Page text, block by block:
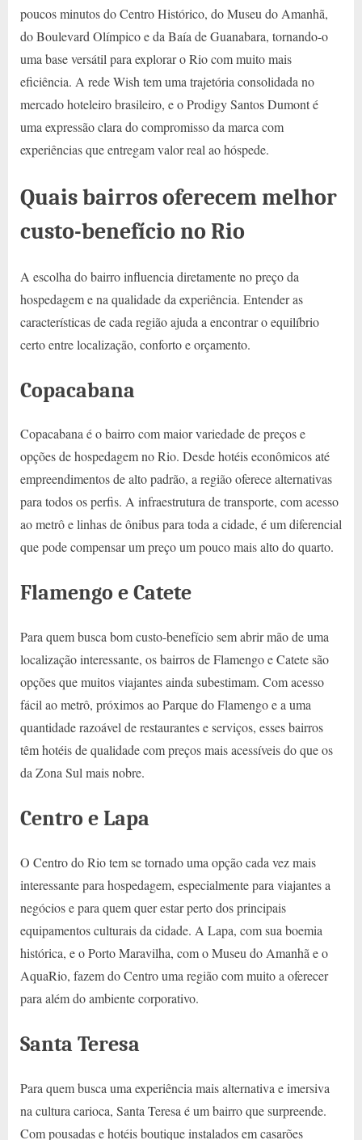
poucos minutos do Centro Histórico, do Museu do Amanhã,
do Boulevard Olímpico e da Baía de Guanabara, tornando-o
uma base versátil para explorar o Rio com muito mais
eficiência. A rede Wish tem uma trajetória consolidada no
mercado hoteleiro brasileiro, e o Prodigy Santos Dumont é
uma expressão clara do compromisso da marca com
experiências que entregam valor real ao hóspede.
Quais bairros oferecem melhor
custo-benefício no Rio
A escolha do bairro influencia diretamente no preço da
hospedagem e na qualidade da experiência. Entender as
características de cada região ajuda a encontrar o equilíbrio
certo entre localização, conforto e orçamento.
Copacabana
Copacabana é o bairro com maior variedade de preços e
opções de hospedagem no Rio. Desde hotéis econômicos até
empreendimentos de alto padrão, a região oferece alternativas
para todos os perfis. A infraestrutura de transporte, com acesso
ao metrô e linhas de ônibus para toda a cidade, é um diferencial
que pode compensar um preço um pouco mais alto do quarto.
Flamengo e Catete
Para quem busca bom custo-benefício sem abrir mão de uma
localização interessante, os bairros de Flamengo e Catete são
opções que muitos viajantes ainda subestimam. Com acesso
fácil ao metrô, próximos ao Parque do Flamengo e a uma
quantidade razoável de restaurantes e serviços, esses bairros
têm hotéis de qualidade com preços mais acessíveis do que os
da Zona Sul mais nobre.
Centro e Lapa
O Centro do Rio tem se tornado uma opção cada vez mais
interessante para hospedagem, especialmente para viajantes a
negócios e para quem quer estar perto dos principais
equipamentos culturais da cidade. A Lapa, com sua boemia
histórica, e o Porto Maravilha, com o Museu do Amanhã e o
AquaRio, fazem do Centro uma região com muito a oferecer
para além do ambiente corporativo.
Santa Teresa
Para quem busca uma experiência mais alternativa e imersiva
na cultura carioca, Santa Teresa é um bairro que surpreende.
Com pousadas e hotéis boutique instalados em casarões